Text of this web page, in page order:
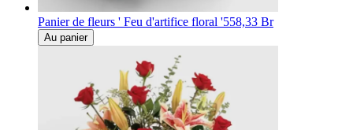
Panier de fleurs ' Feu d'artifice floral '558,33 Br
Au panier